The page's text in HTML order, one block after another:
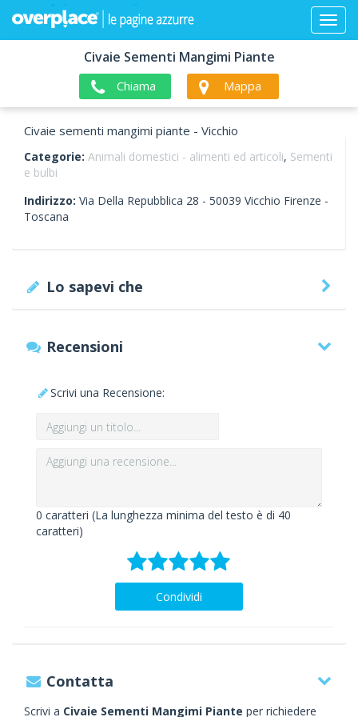
Civaie Sementi Mangimi Piante
Chiama Mappa
Civaie sementi mangimi piante - Vicchio
Categorie: Animali domestici - alimenti ed articoli, Sementi
e bulbi
Indirizzo: Via Della Repubblica 28 - 50039 Vicchio Firenze -
Toscana
Lo sapevi che
Recensioni
Scrivi una Recensione:
0 caratteri (La lunghezza minima del testo è di 40
caratteri)
Condividi
Contatta
Scrivi a Civaie Sementi Mangimi Piante per richiedere